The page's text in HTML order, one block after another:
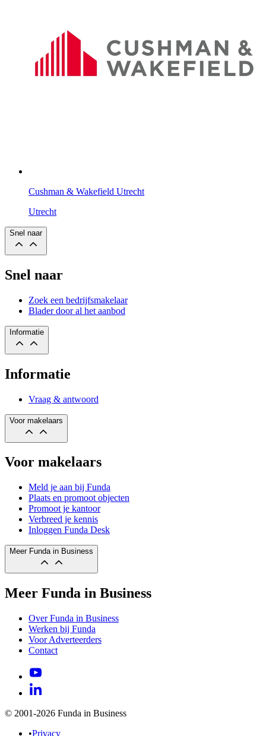
Cushman & Wakefield Utrecht
Utrecht
Snel naar
Snel naar
Zoek een bedrijfsmakelaar
Blader door al het aanbod
Informatie
Informatie
Vraag & antwoord
Voor makelaars
Voor makelaars
Meld je aan bij Funda
Plaats en promoot objecten
Promoot je kantoor
Verbreed je kennis
Inloggen Funda Desk
Meer Funda in Business
Meer Funda in Business
Over Funda in Business
Werken bij Funda
Voor Adverteerders
Contact
© 2001-2026 Funda in Business
•Privacy